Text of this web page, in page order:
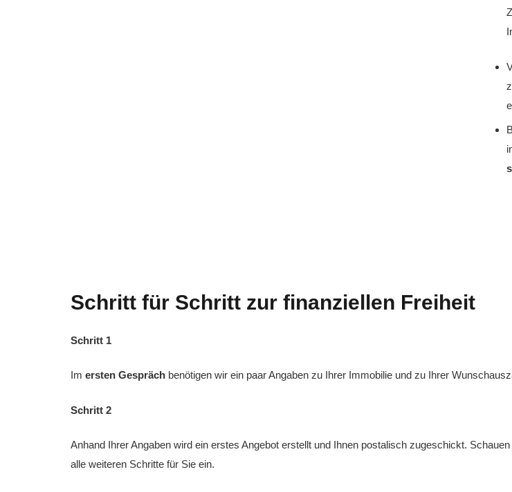
Schritt für Schritt zur finanziellen Freiheit
Schritt 1
Im ersten Gespräch benötigen wir ein paar Angaben zu Ihrer Immobilie und zu Ihrer
Schritt 2
Anhand Ihrer Angaben wird ein erstes Angebot erstellt und Ihnen postalisch zugeschickt.
alle weiteren Schritte für Sie ein.